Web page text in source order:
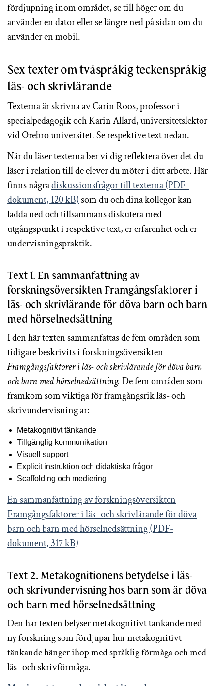
fördjupning inom området, se till höger om du
använder en dator eller se längre ned på sidan om du
använder en mobil.
Sex texter om tvåspråkig teckenspråkig
läs- och skrivlärande
Texterna är skrivna av Carin Roos, professor i
specialpedagogik och Karin Allard, universitetslektor
vid Örebro universitet. Se respektive text nedan.
När du läser texterna ber vi dig reflektera över det du
läser i relation till de elever du möter i ditt arbete. Här
finns någradiskussionsfrågor till texterna (PDF-
dokument, 120 kB)som du och dina kollegor kan
ladda ned och tillsammans diskutera med
utgångspunkt i respektive text, er erfarenhet och er
undervisningspraktik.
Text 1. En sammanfattning av
forskningsöversikten Framgångsfaktorer i
läs- och skrivlärande för döva barn och barn
med hörselnedsättning
I den här texten sammanfattas de fem områden som
tidigare beskrivits i forskningsöversikten
Framgångsfaktorer i läs- och skrivlärande för döva barn
och barn med hörselnedsättning. De fem områden som
framkom som viktiga för framgångsrik läs- och
skrivundervisning är:
Metakognitivt tänkande
Tillgänglig kommunikation
Visuell support
Explicit instruktion och didaktiska frågor
Scaffolding och mediering
En sammanfattning av forskningsöversikten
Framgångsfaktorer i läs- och skrivlärande för döva
barn och barn med hörselnedsättning (PDF-
dokument, 317 kB)
Text 2. Metakognitionens betydelse i läs-
och skrivundervisning hos barn som är döva
och barn med hörselnedsättning
Den här texten belyser metakognitivt tänkande med
ny forskning som fördjupar hur metakognitivt
tänkande hänger ihop med språklig förmåga och med
läs- och skrivförmåga.